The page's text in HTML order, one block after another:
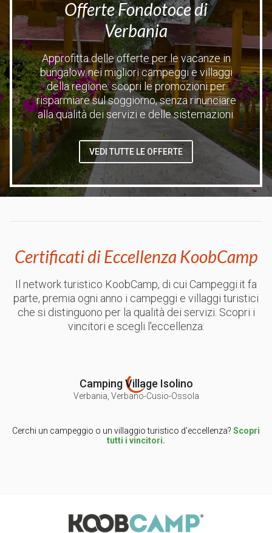
Offerte Fondotoce di
Verbania
Approfitta delle offerte per le vacanze in
bungalow nei migliori campeggi e villaggi
della regione: scopri le promozioni per
risparmiare sul soggiorno, senza rinunciare
alla qualità dei servizi e delle sistemazioni.
VEDI TUTTE LE OFFERTE
Certificati di Eccellenza KoobCamp
Il network turistico KoobCamp, di cui Campeggi.it fa
parte, premia ogni anno i campeggi e villaggi turistici
che si distinguono per la qualità dei servizi. Scopri i
vincitori e scegli l'eccellenza:
Camping Village Isolino
Verbania Verbano-Cusio-Ossola
Cerchi un campeggio o un villaggio turistico d'eccellenza? Scopri
tutti i vincitori.